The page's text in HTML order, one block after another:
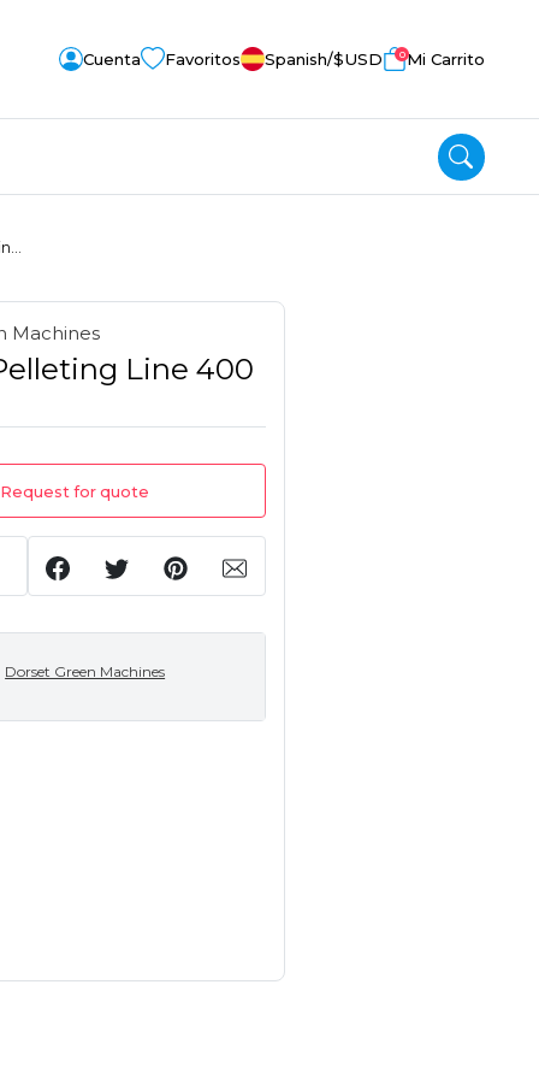
Cuenta Favoritos Spanish/$USD 0Mi Carrito
Machines
Line 400
Request for quote
Dorset Green Machines